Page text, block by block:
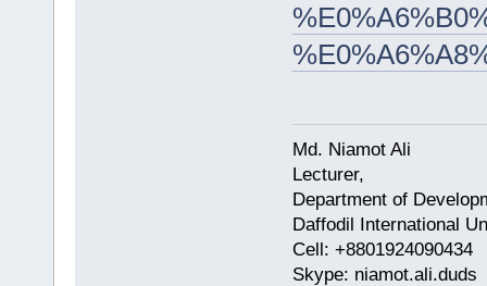
Md. Niamot Ali
Lecturer,
Department of
Daffodil International
Cell: +8801924090434
​Skype: niamot.ali.duds